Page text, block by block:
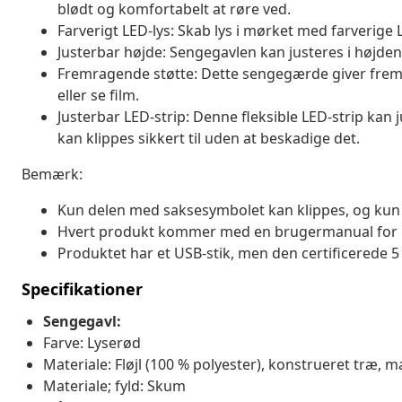
blødt og komfortabelt at røre ved.
Farverigt LED-lys: Skab lys i mørket med farverige
Justerbar højde: Sengegavlen kan justeres i
Fremragende støtte: Dette sengegærde giver
eller se film.
Justerbar LED-strip: Denne fleksible LED-strip
kan klippes sikkert til uden at beskadige det.
Bemærk:
Kun delen med saksesymbolet kan klippes, og
Hvert produkt kommer med en brugermanual
Produktet har et USB-stik, men den certificerede
Specifikationer
Sengegavl:
Farve: Lyserød
Materiale: Fløjl (100 % polyester), konstrueret træ,
Materiale; fyld: Skum